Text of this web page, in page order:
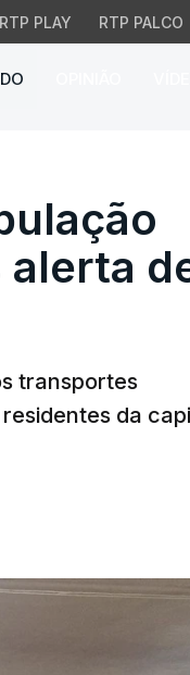
RTP PLAY RTP PALCO
alerta
transportes
da